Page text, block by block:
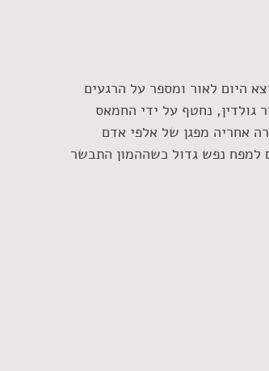
היום לאור ומספר על הרגעים
גולדין, נחטף על ידי החמאס
אחריה מפגן של אלפי אדם
למפח נפש גדול כשההמון התבשר